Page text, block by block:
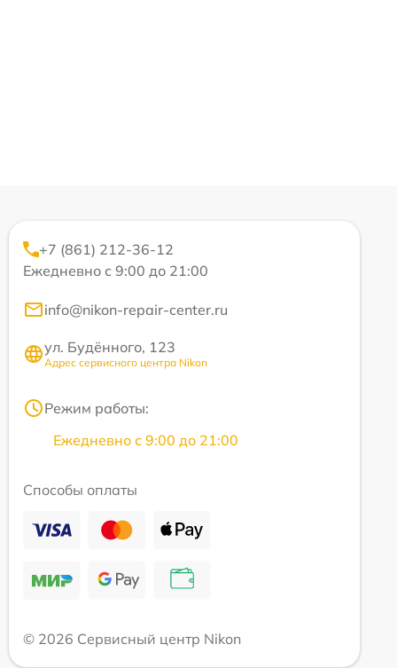
+7 (861) 212-36-12
Ежедневно с 9:00 до 21:00
info@nikon-repair-center.ru
ул. Будённого, 123
Адрес сервисного центра Nikon
Режим работы:
Ежедневно с 9:00 до 21:00
Способы оплаты
© 2026 Сервисный центр Nikon